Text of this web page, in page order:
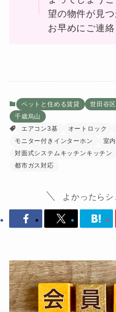
望の物件が見
お早めにご連絡
ペットと住める賃貸 世田谷
千歳烏山
エアコン3基
オートロック
モニター付きインターホン
室
対面式システムキッチンキッチン
都市ガス対応
よかったらシ